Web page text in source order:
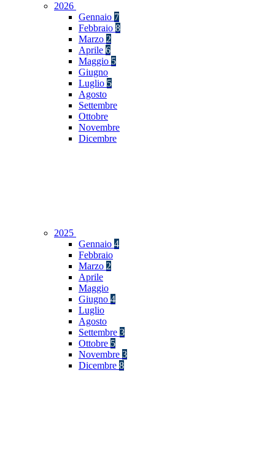
2026
Gennaio 7
Febbraio 8
Marzo 2
Aprile 6
Maggio 5
Giugno
Luglio 5
Agosto
Settembre
Ottobre
Novembre
Dicembre
2025
Gennaio 4
Febbraio
Marzo 2
Aprile
Maggio
Giugno 4
Luglio
Agosto
Settembre 3
Ottobre 5
Novembre 3
Dicembre 8